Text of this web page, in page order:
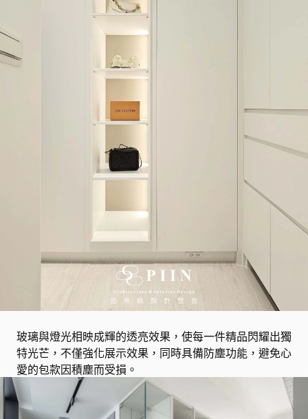
玻璃與燈光相映成輝的透亮效果，使每一件精品閃耀出獨
特光芒，不僅強化展示效果，同時具備防塵功能，避免心
愛的包款因積塵而受損。